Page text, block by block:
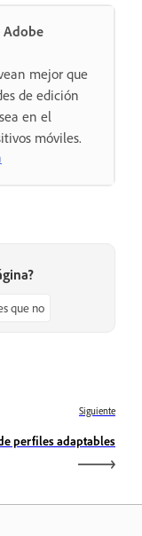
mejor que
de edición
en el
móviles.
que no
Siguiente
perfiles adaptables